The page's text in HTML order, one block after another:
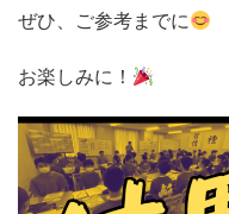
ぜひ、ご参考までに
お楽しみに！